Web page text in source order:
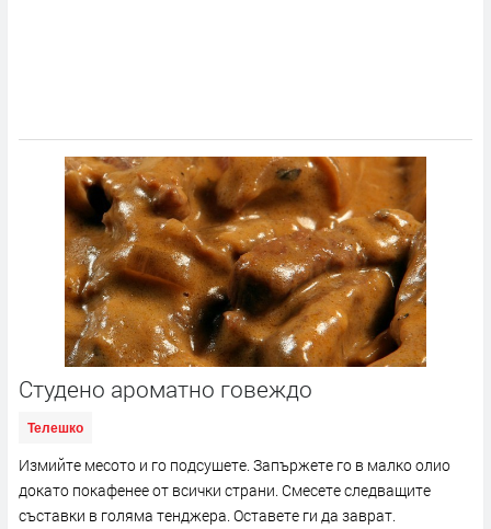
Студено ароматно говеждо
Телешко
Измийте месото и го подсушете. Запържете го в малко олио
докато покафенее от всички страни. Смесете следващите
съставки в голяма тенджера. Оставете ги да заврат.